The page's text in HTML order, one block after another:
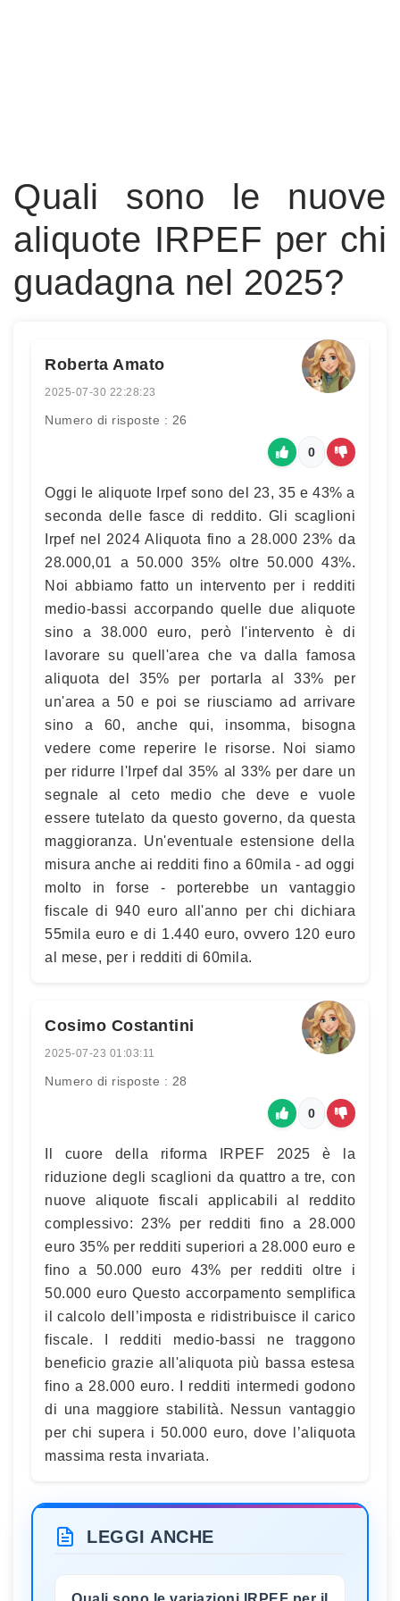
Quali sono le nuove
aliquote IRPEF per chi
guadagna nel 2025?
Roberta Amato
2025-07-30 22:28:23
Numero di risposte : 26
0
Oggi le aliquote Irpef sono del 23, 35 e 43% a
seconda delle fasce di reddito. Gli scaglioni
Irpef nel 2024 Aliquota fino a 28.000 23% da
28.000,01 a 50.000 35% oltre 50.000 43%.
Noi abbiamo fatto un intervento per i redditi
medio-bassi accorpando quelle due aliquote
sino a 38.000 euro, però l'intervento è di
lavorare su quell'area che va dalla famosa
aliquota del 35% per portarla al 33% per
un'area a 50 e poi se riusciamo ad arrivare
sino a 60, anche qui, insomma, bisogna
vedere come reperire le risorse. Noi siamo
per ridurre l'Irpef dal 35% al 33% per dare un
segnale al ceto medio che deve e vuole
essere tutelato da questo governo, da questa
maggioranza. Un'eventuale estensione della
misura anche ai redditi fino a 60mila - ad oggi
molto in forse - porterebbe un vantaggio
fiscale di 940 euro all'anno per chi dichiara
55mila euro e di 1.440 euro, ovvero 120 euro
al mese, per i redditi di 60mila.
Cosimo Costantini
2025-07-23 01:03:11
Numero di risposte : 28
0
Il cuore della riforma IRPEF 2025 è la
riduzione degli scaglioni da quattro a tre, con
nuove aliquote fiscali applicabili al reddito
complessivo: 23% per redditi fino a 28.000
euro 35% per redditi superiori a 28.000 euro e
fino a 50.000 euro 43% per redditi oltre i
50.000 euro Questo accorpamento semplifica
il calcolo dell’imposta e ridistribuisce il carico
fiscale. I redditi medio-bassi ne traggono
beneficio grazie all'aliquota più bassa estesa
fino a 28.000 euro. I redditi intermedi godono
di una maggiore stabilità. Nessun vantaggio
per chi supera i 50.000 euro, dove l’aliquota
massima resta invariata.
LEGGI ANCHE